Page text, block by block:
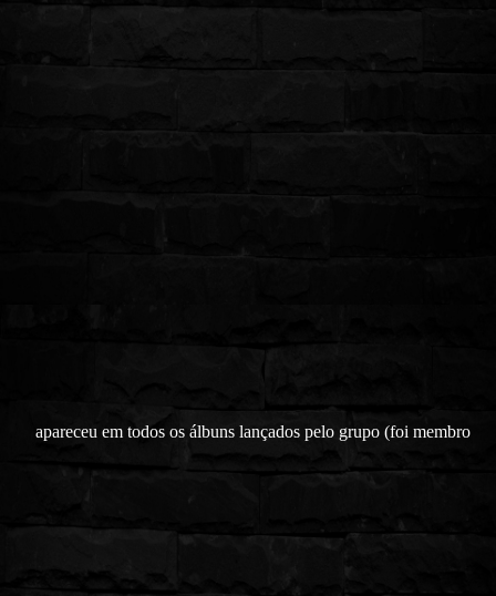
apareceu em todos os álbuns lançados pelo grupo (foi membro